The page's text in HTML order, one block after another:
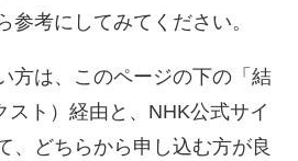
参考にしてみてください。
方は、このページの下の「結
スト）経由と、NHK公式サイ
、どちらから申し込む方が良